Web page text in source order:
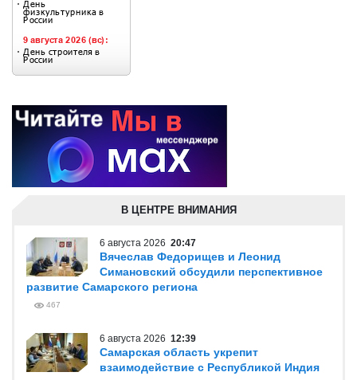
В ЦЕНТРЕ ВНИМАНИЯ
6 августа 2026 20:47
Вячеслав Федорищев и Леонид
Симановский обсудили перспективное
развитие Самарского региона
467
6 августа 2026 12:39
Самарская область укрепит
взаимодействие с Республикой Индия